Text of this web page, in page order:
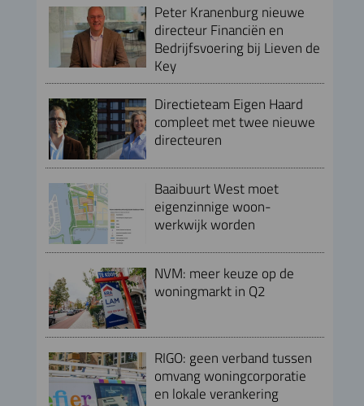
Peter Kranenburg nieuwe
directeur Financiën en
Bedrijfsvoering bij Lieven de
Key
Directieteam Eigen Haard
compleet met twee nieuwe
directeuren
Baaibuurt West moet
eigenzinnige woon-
werkwijk worden
NVM: meer keuze op de
woningmarkt in Q2
RIGO: geen verband tussen
omvang woningcorporatie
en lokale verankering